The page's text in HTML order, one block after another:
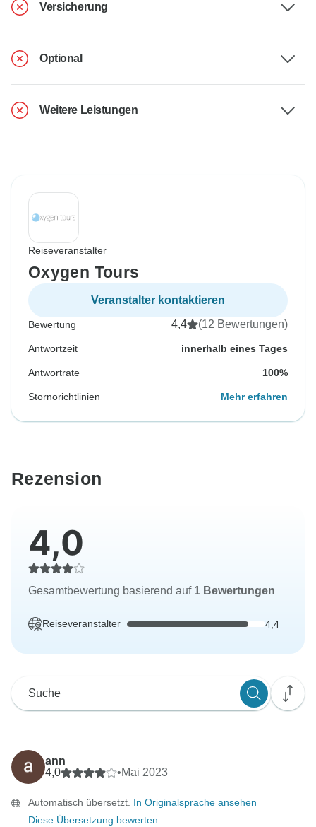
Versicherung
Optional
Weitere Leistungen
Reiseveranstalter
Oxygen Tours
Veranstalter kontaktieren
Bewertung 4,4 (12 Bewertungen)
Antwortzeit innerhalb eines Tages
Antwortrate 100%
Stornorichtlinien Mehr erfahren
Rezension
4,0
Gesamtbewertung basierend auf 1 Bewertungen
Reiseveranstalter 4,4
ann
4,0
•Mai 2023
Automatisch übersetzt. In Originalsprache ansehen
Diese Übersetzung bewerten